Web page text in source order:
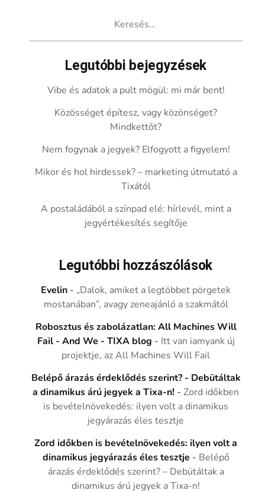
Legutóbbi bejegyzések
Vibe és adatok a pult mögül: mi már bent!
Közösséget építesz, vagy közönséget?
Mindkettőt?
Nem fogynak a jegyek? Elfogyott a figyelem!
Mikor és hol hirdessek? – marketing útmutató a
Tixától
A postaládából a színpad elé: hírlevél, mint a
jegyértékesítés segítője
Legutóbbi hozzászólások
Evelin - „Dalok, amiket a legtöbbet pörgetek
mostanában”, avagy zeneajánló a szakmától
Robosztus és zabolázatlan: All Machines Will
Fail - And We - TIXA blog - Itt van iamyank új
projektje, az All Machines Will Fail
Belépő árazás érdeklődés szerint? - Debütáltak
a dinamikus árú jegyek a Tixa-n! -Zord időkben
is bevételnövekedés: ilyen volt a dinamikus
jegyárazás éles tesztje
Zord időkben is bevételnövekedés: ilyen volt a
dinamikus jegyárazás éles tesztje - Belépő
árazás érdeklődés szerint? – Debütáltak a
dinamikus árú jegyek a Tixa-n!